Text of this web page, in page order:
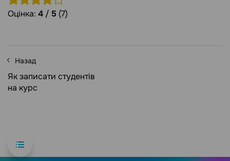
Оцінка: 4 / 5 (7)
Назад
Як записати студентів
на курс